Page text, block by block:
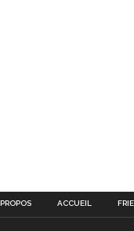
ACCUEIL